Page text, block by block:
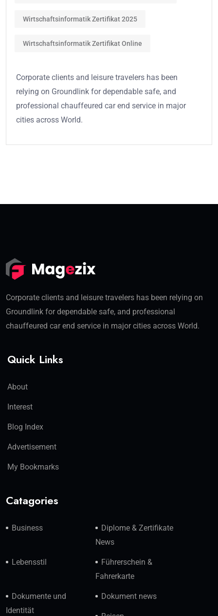
Wirtschaftsinformatik Zertifikat 2025
Wirtschaftsinformatik Zertifikat Online
Corporate clients and leisure travelers has been
relying on Groundlink for dependable safe, and
professional chauffeured car end service in major
cities across World.
Corporate clients and leisure travelers has been relying on
Groundlink for dependable safe, and professional
chauffeured car end service in major cities across World.
Quick Links
About
Interest
Blog Index
Advertisement
My Bookmarks
Catagories
Business
Diplome & Zertifikate
News
Lebensstil
Führerschein &
Fahrerkarte
Dokumente und
Identität
Dokument news